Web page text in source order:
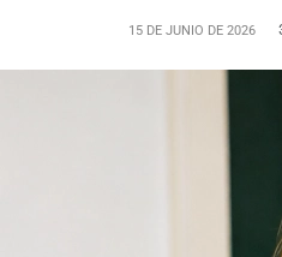
15 DE JUNIO DE 2026